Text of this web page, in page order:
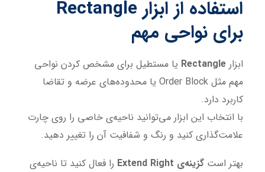
استفاده از ابزار Rectangle
برای نواحی مهم
ابزارRectangle یا مستطیل برای مشخص کردن نواحی
مهم مثل Order Block یا محدوده‌های عرضه و تقاضا
کاربرد دارد.
با انتخاب این ابزار می‌توانید ناحیه‌ی خاصی را روی چارت
علامت‌گذاری کنید و رنگ و شفافیت آن را تغییر دهید.
بهتر استگزینه‌ی Extend Right
را فعال کنید تا ناحیه‌ی